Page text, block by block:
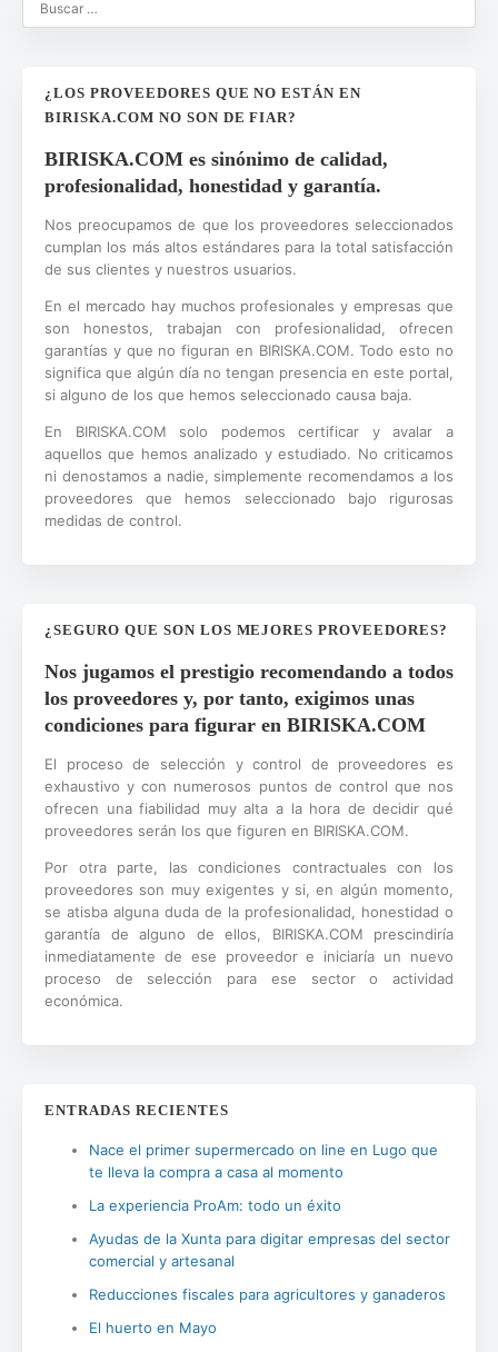
¿LOS PROVEEDORES QUE NO ESTÁN EN
BIRISKA.COM NO SON DE FIAR?
BIRISKA.COM es sinónimo de calidad,
profesionalidad, honestidad y garantía.
Nos preocupamos de que los proveedores seleccionados
cumplan los más altos estándares para la total satisfacción
de sus clientes y nuestros usuarios.
En el mercado hay muchos profesionales y empresas que
son honestos, trabajan con profesionalidad, ofrecen
garantías y que no figuran en BIRISKA.COM. Todo esto no
significa que algún día no tengan presencia en este portal,
si alguno de los que hemos seleccionado causa baja.
En BIRISKA.COM solo podemos certificar y avalar a
aquellos que hemos analizado y estudiado. No criticamos
ni denostamos a nadie, simplemente recomendamos a los
proveedores que hemos seleccionado bajo rigurosas
medidas de control.
¿SEGURO QUE SON LOS MEJORES PROVEEDORES?
Nos jugamos el prestigio recomendando a todos
los proveedores y, por tanto, exigimos unas
condiciones para figurar en BIRISKA.COM
El proceso de selección y control de proveedores es
exhaustivo y con numerosos puntos de control que nos
ofrecen una fiabilidad muy alta a la hora de decidir qué
proveedores serán los que figuren en BIRISKA.COM.
Por otra parte, las condiciones contractuales con los
proveedores son muy exigentes y si, en algún momento,
se atisba alguna duda de la profesionalidad, honestidad o
garantía de alguno de ellos, BIRISKA.COM prescindiría
inmediatamente de ese proveedor e iniciaría un nuevo
proceso de selección para ese sector o actividad
económica.
ENTRADAS RECIENTES
Nace el primer supermercado on line en Lugo que
te lleva la compra a casa al momento
La experiencia ProAm: todo un éxito
Ayudas de la Xunta para digitar empresas del sector
comercial y artesanal
Reducciones fiscales para agricultores y ganaderos
El huerto en Mayo